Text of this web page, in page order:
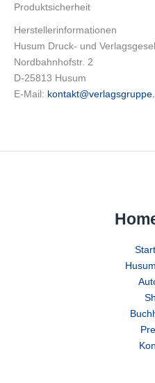
Produktsicherheit
Herstellerinformationen
Husum Druck- und
Nordbahnhofstr. 2
D-25813 Husum
E-Mail: